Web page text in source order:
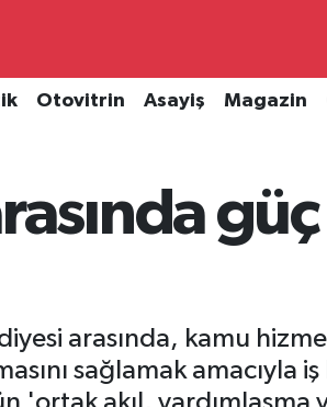
Otovitrin Asayiş Magazin
arasında, kamu
sağlamak amacıyla